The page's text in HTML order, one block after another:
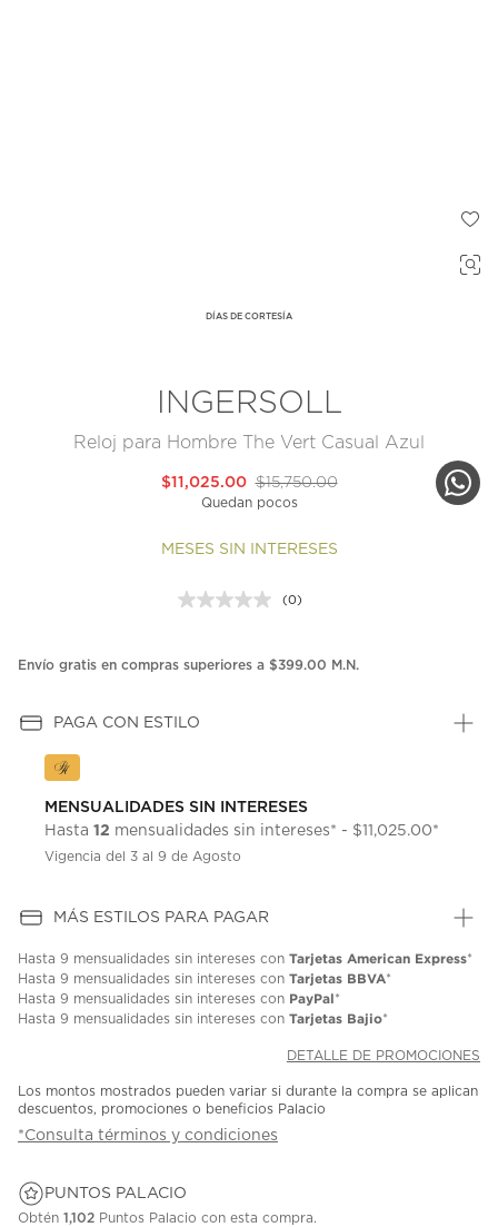
DÍAS DE CORTESÍA
INGERSOLL
Reloj para Hombre The Vert Casual Azul
$15,750.00
$11,025.00
Quedan pocos
MESES SIN INTERESES
Sin
en
(0)
Envío gratis en compras superiores a $399.00 M.N.
PAGA CON ESTILO
MENSUALIDADES SIN INTERESES
Hasta 12 mensualidades sin intereses* - $11,025.00*
Vigencia del 3 al 9 de Agosto
MÁS ESTILOS PARA PAGAR
Hasta 9 mensualidades sin intereses con Tarjetas American Express*
Hasta 9 mensualidades sin intereses con Tarjetas BBVA*
Hasta 9 mensualidades sin intereses con PayPal*
Hasta 9 mensualidades sin intereses con Tarjetas Bajio*
DETALLE DE PROMOCIONES
Los montos mostrados pueden variar si durante la compra se aplican
descuentos, promociones o beneficios Palacio
*Consulta términos y condiciones
PUNTOS PALACIO
Obtén 1,102 Puntos Palacio con esta compra.